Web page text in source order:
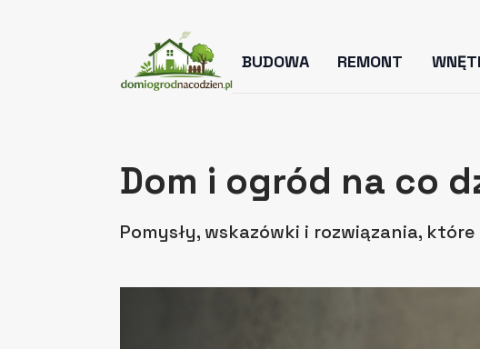
BUDOWA REMONT
Dom i ogród na co
Pomysły, wskazówki i rozwiązania,